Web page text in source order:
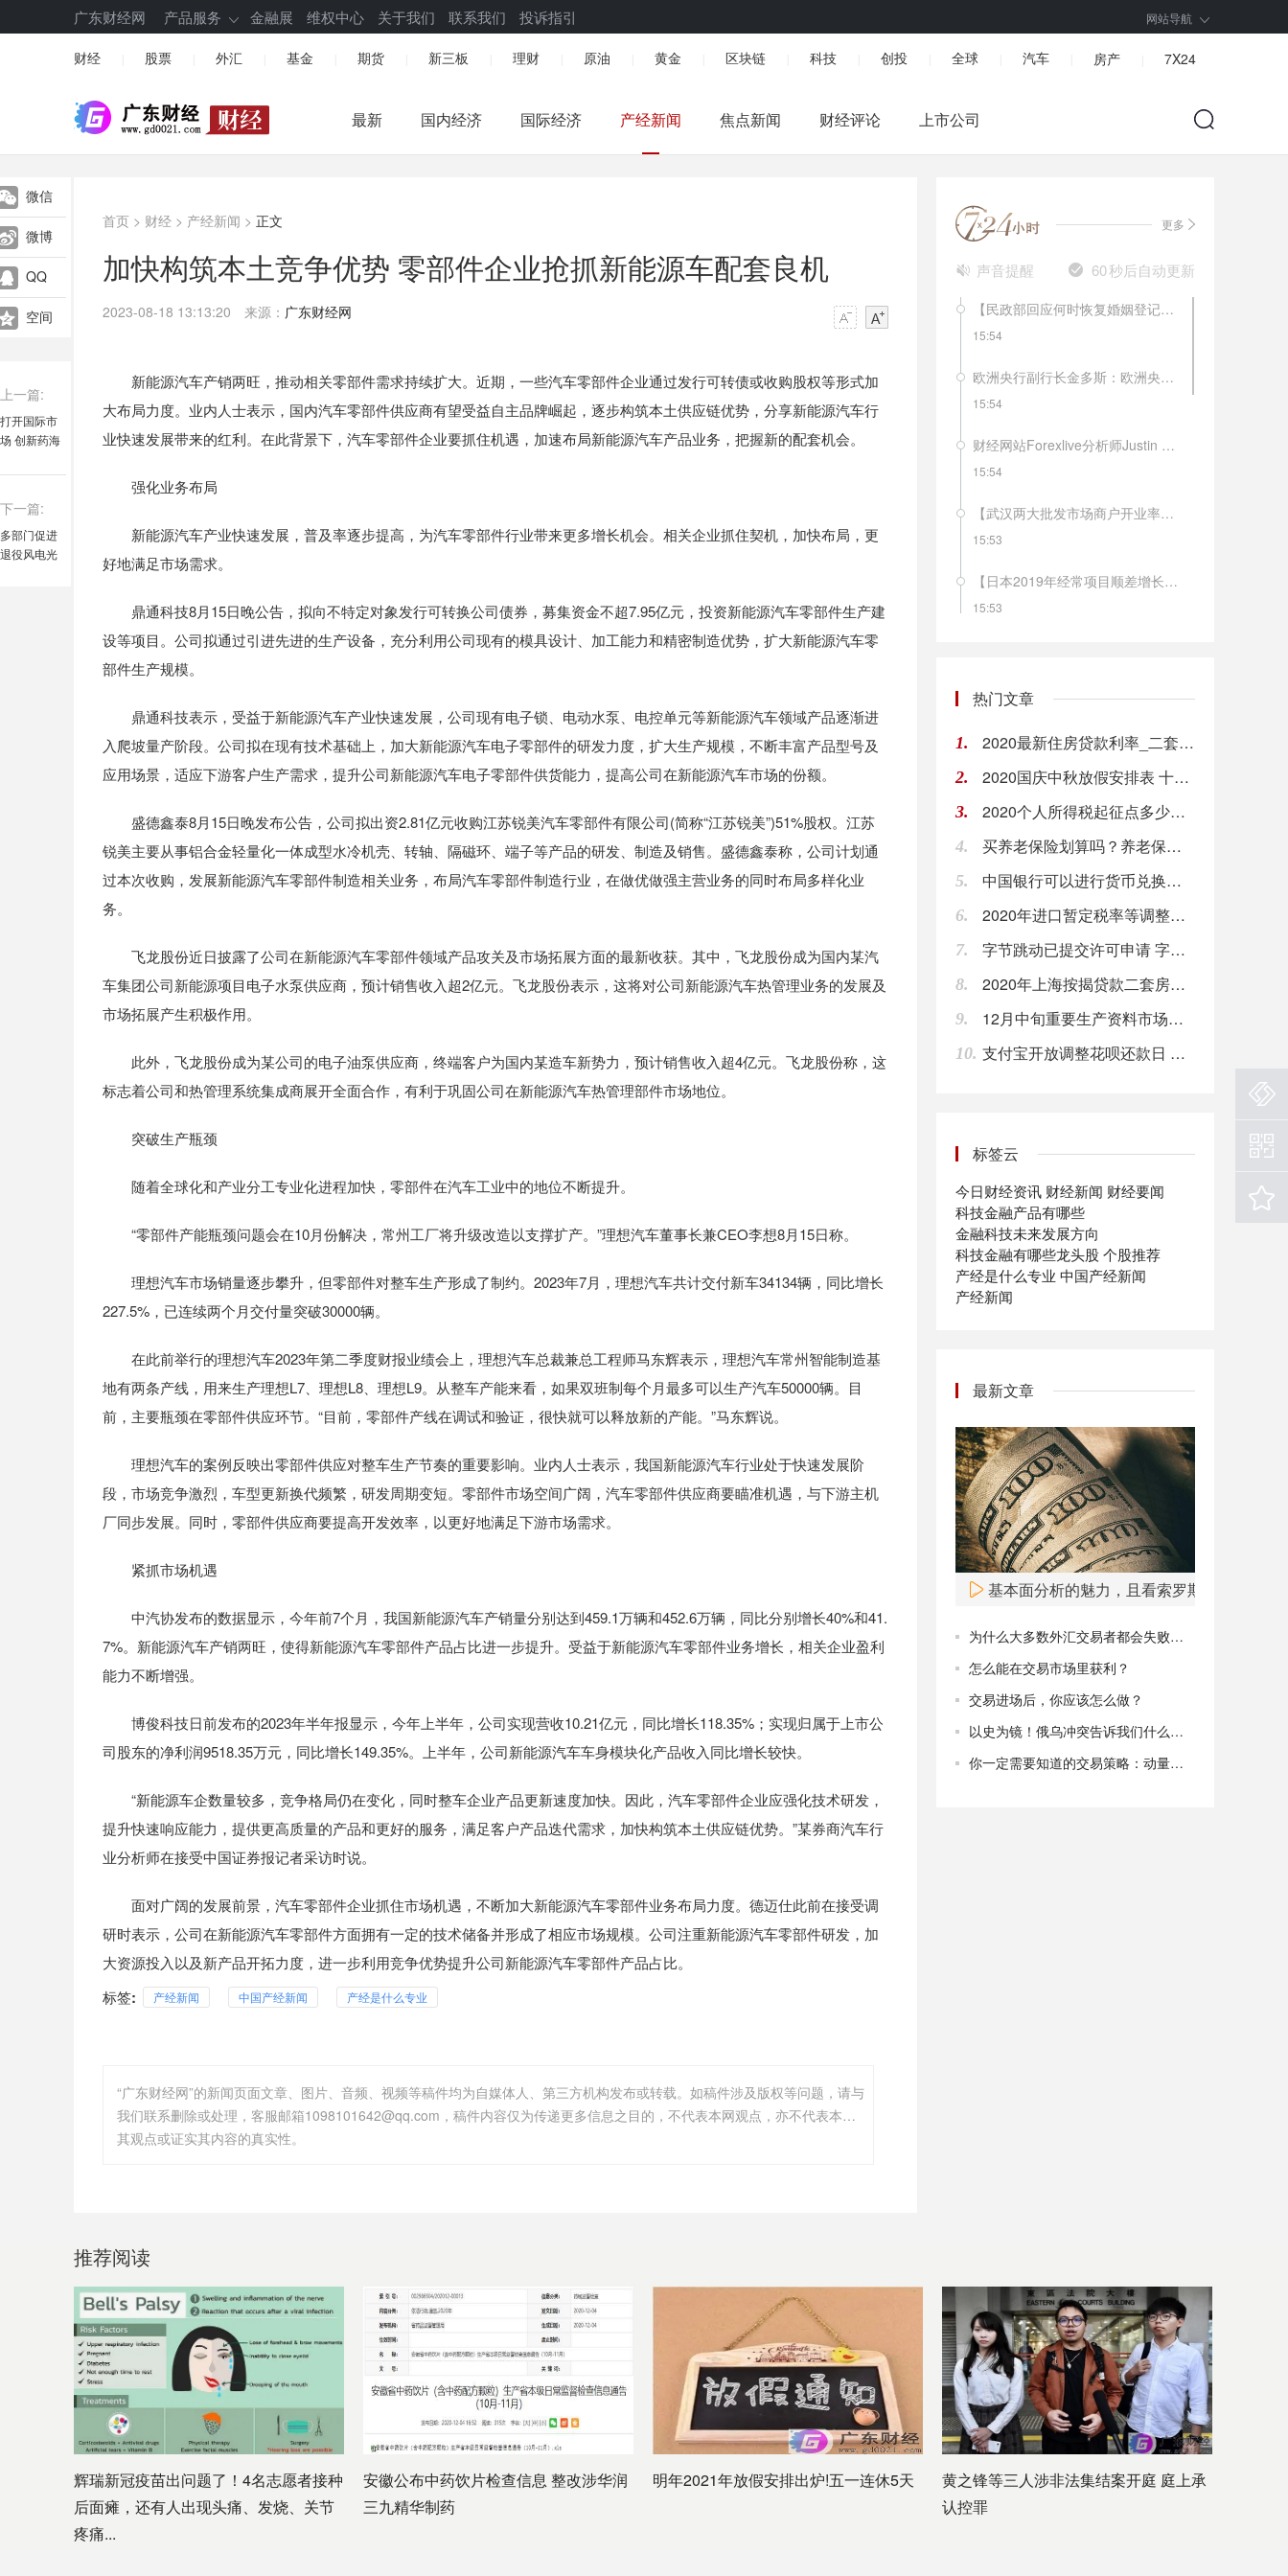
广东财经网 产品服务 金融展 维权中心 关于我们 联系我们 投诉指引 网站导航
财经 股票 外汇 基金 期货 新三板 理财 原油 黄金 区块链 科技 创投 全球 汽车 房产 7X24
最新 国内经济 国际经济 产经新闻 焦点新闻 财经评论 上市公司
微信
微博
QQ
空间
上一篇:
打开国际市
场 创新药海
下一篇:
多部门促进
退役风电光
首页 > 财经 > 产经新闻 > 正文
加快构筑本土竞争优势 零部件企业抢抓新能源车配套良机
2023-08-18 13:13:20 来源： 广东财经网
新能源汽车产销两旺，推动相关零部件需求持续扩大。近期，一些汽车零部件企业通过发行可转债或收购股权等形式加
大布局力度。业内人士表示，国内汽车零部件供应商有望受益自主品牌崛起，逐步构筑本土供应链优势，分享新能源汽车行
业快速发展带来的红利。在此背景下，汽车零部件企业要抓住机遇，加速布局新能源汽车产品业务，把握新的配套机会。
强化业务布局
新能源汽车产业快速发展，普及率逐步提高，为汽车零部件行业带来更多增长机会。相关企业抓住契机，加快布局，更
好地满足市场需求。
鼎通科技8月15日晚公告，拟向不特定对象发行可转换公司债券，募集资金不超7.95亿元，投资新能源汽车零部件生产建
设等项目。公司拟通过引进先进的生产设备，充分利用公司现有的模具设计、加工能力和精密制造优势，扩大新能源汽车零
部件生产规模。
鼎通科技表示，受益于新能源汽车产业快速发展，公司现有电子锁、电动水泵、电控单元等新能源汽车领域产品逐渐进
入爬坡量产阶段。公司拟在现有技术基础上，加大新能源汽车电子零部件的研发力度，扩大生产规模，不断丰富产品型号及
应用场景，适应下游客户生产需求，提升公司新能源汽车电子零部件供货能力，提高公司在新能源汽车市场的份额。
盛德鑫泰8月15日晚发布公告，公司拟出资2.81亿元收购江苏锐美汽车零部件有限公司(简称“江苏锐美”)51%股权。江苏
锐美主要从事铝合金轻量化一体成型水冷机壳、转轴、隔磁环、端子等产品的研发、制造及销售。盛德鑫泰称，公司计划通
过本次收购，发展新能源汽车零部件制造相关业务，布局汽车零部件制造行业，在做优做强主营业务的同时布局多样化业
务。
飞龙股份近日披露了公司在新能源汽车零部件领域产品攻关及市场拓展方面的最新收获。其中，飞龙股份成为国内某汽
车集团公司新能源项目电子水泵供应商，预计销售收入超2亿元。飞龙股份表示，这将对公司新能源汽车热管理业务的发展及
市场拓展产生积极作用。
此外，飞龙股份成为某公司的电子油泵供应商，终端客户为国内某造车新势力，预计销售收入超4亿元。飞龙股份称，这
标志着公司和热管理系统集成商展开全面合作，有利于巩固公司在新能源汽车热管理部件市场地位。
突破生产瓶颈
随着全球化和产业分工专业化进程加快，零部件在汽车工业中的地位不断提升。
“零部件产能瓶颈问题会在10月份解决，常州工厂将升级改造以支撑扩产。”理想汽车董事长兼CEO李想8月15日称。
理想汽车市场销量逐步攀升，但零部件对整车生产形成了制约。2023年7月，理想汽车共计交付新车34134辆，同比增长
227.5%，已连续两个月交付量突破30000辆。
在此前举行的理想汽车2023年第二季度财报业绩会上，理想汽车总裁兼总工程师马东辉表示，理想汽车常州智能制造基
地有两条产线，用来生产理想L7、理想L8、理想L9。从整车产能来看，如果双班制每个月最多可以生产汽车50000辆。目
前，主要瓶颈在零部件供应环节。“目前，零部件产线在调试和验证，很快就可以释放新的产能。”马东辉说。
理想汽车的案例反映出零部件供应对整车生产节奏的重要影响。业内人士表示，我国新能源汽车行业处于快速发展阶
段，市场竞争激烈，车型更新换代频繁，研发周期变短。零部件市场空间广阔，汽车零部件供应商要瞄准机遇，与下游主机
厂同步发展。同时，零部件供应商要提高开发效率，以更好地满足下游市场需求。
紧抓市场机遇
中汽协发布的数据显示，今年前7个月，我国新能源汽车产销量分别达到459.1万辆和452.6万辆，同比分别增长40%和41.
7%。新能源汽车产销两旺，使得新能源汽车零部件产品占比进一步提升。受益于新能源汽车零部件业务增长，相关企业盈利
能力不断增强。
博俊科技日前发布的2023年半年报显示，今年上半年，公司实现营收10.21亿元，同比增长118.35%；实现归属于上市公
司股东的净利润9518.35万元，同比增长149.35%。上半年，公司新能源汽车车身模块化产品收入同比增长较快。
“新能源车企数量较多，竞争格局仍在变化，同时整车企业产品更新速度加快。因此，汽车零部件企业应强化技术研发，
提升快速响应能力，提供更高质量的产品和更好的服务，满足客户产品迭代需求，加快构筑本土供应链优势。”某券商汽车行
业分析师在接受中国证券报记者采访时说。
面对广阔的发展前景，汽车零部件企业抓住市场机遇，不断加大新能源汽车零部件业务布局力度。德迈仕此前在接受调
研时表示，公司在新能源汽车零部件方面拥有一定的技术储备并形成了相应市场规模。公司注重新能源汽车零部件研发，加
大资源投入以及新产品开拓力度，进一步利用竞争优势提升公司新能源汽车零部件产品占比。
标签: 产经新闻 中国产经新闻 产经是什么专业
“广东财经网”的新闻页面文章、图片、音频、视频等稿件均为自媒体人、第三方机构发布或转载。如稿件涉及版权等问题，请与
我们联系删除或处理，客服邮箱1098101642@qq.com，稿件内容仅为传递更多信息之目的，不代表本网观点，亦不代表本网站赞同
其观点或证实其内容的真实性。
更多
声音提醒 60秒后自动更新
【民政部回应何时恢复婚姻登记】民政部社会事务司二级巡视员杨宗涛表示，婚姻登记场所是人群聚集场所，部分地区暂停婚姻登记工作是对人民群众安全负责。未停止登记的地方推广用电话、网络、qq群预约登记，控制登记人数，分批分段登记，减少人员聚集和在登记机关停留时间。已停止婚姻登记地方将根据当地疫情控制情况逐渐恢复。
15:54
欧洲央行副行长金多斯：欧洲央行还没有达到逆转利率。宽松政策的副作用更明显了。
15:54
财经网站Forexlive分析师Justin Low评瑞士1月CPI月率：尽管通胀年率保持稳定，但核心通胀率有所下降，这一点令人更加担忧。这只是进一步巩固了瑞士央行维持现有货币政策不变，并可能在未来寻求更多宽松措施的观点。
15:54
【武汉两大批发市场商户开业率超过80%】商务部市场建设司司长朱小良10日称，目前武汉生活必需品供应基本正常，除冷鲜肉、鲜叶菜等少数品种存在结构性短缺外，大部分重要生活物资供应充足，未发生明显抢购或脱销断档情况。当地白沙洲和四季美两大批发市场正常营业，商户开业率超过80%，日交易量上升至3000吨以上。（国是直通车）
15:53
【日本2019年经常项目顺差增长4.4%】日本财务省10日发布的国际收支初步统计报告显示，主要受外国人入境游消费扩大影响，2019年日本经常项目顺差增长4.4%。报告显示，2019年日本经常项目顺差为20.06万亿日元（1美元约合109.8日元）。其中，商品贸易方面，由于液化天然气价格下跌等因素，进口下降5.6%至75.56万亿日元；由于汽车部件及钢铁等产品出口减少，出口下降6.3%至76.12万亿日元。货物贸易顺差减少53.8%，为5536亿日元。（新华社）
15:53
15:52
英镑兑美元GBP/USD短线走低13点，现报1.2890。
15:52
【宁德时代“供电”国产特斯拉 有望拉低售价20%】全国乘联会秘书长崔东树分析认为，“随着特斯拉国产化率提升和产能爬坡，未来特斯拉国产车型的价格下探空间还是很大的。”他预计今年下半年，国产Model 3车型的售价就有望降至25万元，降幅接近20%。（新京报）
15:51
【内蒙古：对不裁员或少裁员企业返还上年度50%失业保险费】据内蒙古新型冠状病毒肺炎疫情防控工作指挥部消息，疫情期间，内蒙古对不裁员或少裁员的企业返还上年度实际缴纳失业保险费的50%，对面临暂时性经营困难的中小企业，返还标准提高到上年度6个月企业及其职工缴纳社会保险费的50%。
15:51
【商务部：2019年服务进出口总额54152.9亿元 同比增长2.8%】商务部新闻发言人表示，2019年，在服务贸易创新发展试点等政策的激励下，我国服务贸易总体保持平稳向上态势，逆差明显下降，结构显著优化，高质量发展成效初步显现。全年服务进出口总额54152.9亿元（人民币，下同），同比增长2.8%。其中，出口总额19564.0亿元，同比增长8.9%；进口总额34588.9亿元，同比减少0.4%。（第一财经）
15:51
【振华股份：疫情导致下游客户开工推迟 产品库存上升】振华化学公告，公司目前生产经营稳定，所有产能均正常开工，原材料采购能基本满足生产需要，由于疫情导致下游客户开工推迟，公司出货量减少，产品库存有所上升。公司将根据客户需求、疫情及市场变化，适度调整生产经营策略，尽可能保持生产经营的稳定。
15:49
精测电子：与京东方集团签订了多份销售合同，合同累计金额达到6.96亿元。
17:12
17:03
热门文章
1. 2020最新住房贷款利率_二套房可以用公积金贷款吗_申请对二套房公积金流程
2. 2020国庆中秋放假安排表 十一出行省钱攻略
3. 2020个人所得税起征点多少？个人所得税如何计算
4. 买养老保险划算吗？养老保险怎么买?
5. 中国银行可以进行货币兑换吗?中国银行外币兑换流程
6. 2020年进口暂定税率等调整方案的通知 7月1日起，取消7项信息技术产品进口暂定税率
7. 字节跳动已提交许可申请 字节跳动是做什么的
8. 2020年上海按揭贷款二套房的利率是多少？
9. 12月中旬重要生产资料市场价格：21种上涨 23种下降
10. 支付宝开放调整花呗还款日 明年1万家机构分期免息
标签云
今日财经资讯 财经新闻 财经要闻
科技金融产品有哪些
金融科技未来发展方向
科技金融有哪些龙头股个股推荐
产经是什么专业 中国产经新闻
产经新闻
最新文章
基本面分析的魅力，且看索罗斯狙击英镑
为什么大多数外汇交易者都会失败？如何规避失败？
怎么能在交易市场里获利？
交易进场后，你应该怎么做？
以史为镜！俄乌冲突告诉我们什么道理？
你一定需要知道的交易策略：动量交易策略
推荐阅读
辉瑞新冠疫苗出问题了！4名志愿者接种
后面瘫，还有人出现头痛、发烧、关节
疼痛...
安徽公布中药饮片检查信息 整改涉华润
三九精华制药
明年2021年放假安排出炉!五一连休5天
黄之锋等三人涉非法集结案开庭 庭上承
认控罪